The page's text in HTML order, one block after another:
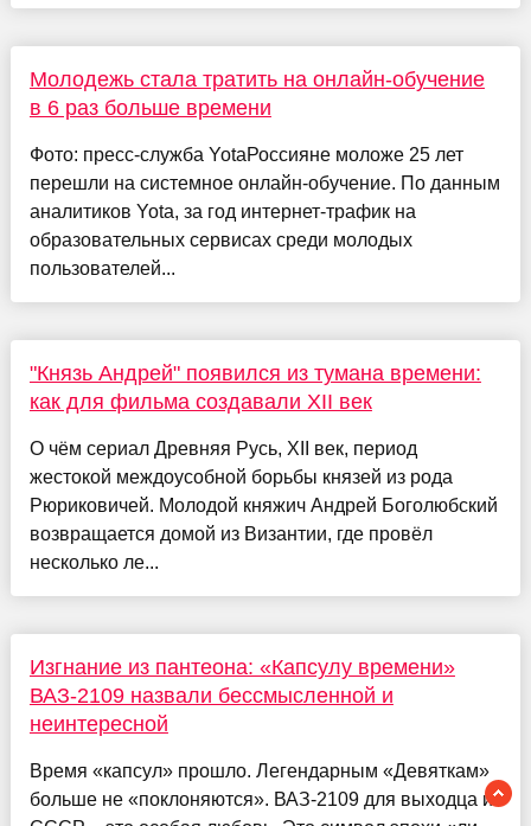
Молодежь стала тратить на онлайн-обучение
в 6 раз больше времени
Фото: пресс-служба YotaРоссияне моложе 25 лет
перешли на системное онлайн-обучение. По данным
аналитиков Yota, за год интернет-трафик на
образовательных сервисах среди молодых
пользователей...
"Князь Андрей" появился из тумана времени:
как для фильма создавали XII век
О чём сериал Древняя Русь, XII век, период
жестокой междоусобной борьбы князей из рода
Рюриковичей. Молодой княжич Андрей Боголюбский
возвращается домой из Византии, где провёл
несколько ле...
Изгнание из пантеона: «Капсулу времени»
ВАЗ-2109 назвали бессмысленной и
неинтересной
Время «капсул» прошло. Легендарным «Девяткам»
больше не «поклоняются». ВАЗ-2109 для выходца из